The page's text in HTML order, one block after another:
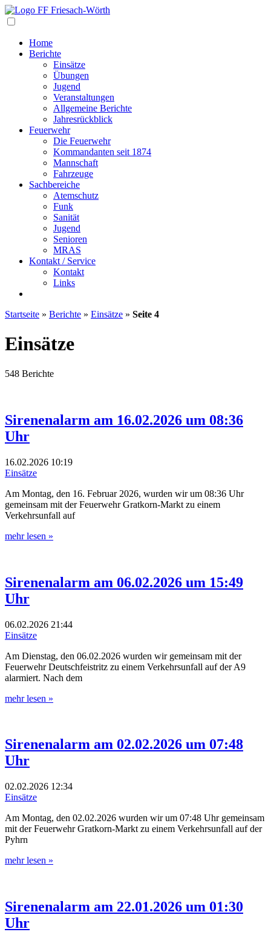
Home
Berichte
Einsätze
Übungen
Jugend
Veranstaltungen
Allgemeine Berichte
Jahresrückblick
Feuerwehr
Die Feuerwehr
Kommandanten seit 1874
Mannschaft
Fahrzeuge
Sachbereiche
Atemschutz
Funk
Sanität
Jugend
Senioren
MRAS
Kontakt / Service
Kontakt
Links
Startseite » Berichte » Einsätze » Seite 4
Einsätze
548 Berichte
Sirenenalarm am 16.02.2026 um 08:36
Uhr
16.02.2026 10:19
Einsätze
Am Montag, den 16. Februar 2026, wurden wir um 08:36 Uhr
gemeinsam mit der Feuerwehr Gratkorn‑Markt zu einem
Verkehrsunfall auf
mehr lesen »
Sirenenalarm am 06.02.2026 um 15:49
Uhr
06.02.2026 21:44
Einsätze
Am Dienstag, den 06.02.2026 wurden wir gemeinsam mit der
Feuerwehr Deutschfeistritz zu einem Verkehrsunfall auf der A9
alarmiert. Nach dem
mehr lesen »
Sirenenalarm am 02.02.2026 um 07:48
Uhr
02.02.2026 12:34
Einsätze
Am Montag, den 02.02.2026 wurden wir um 07:48 Uhr gemeinsam
mit der Feuerwehr Gratkorn-Markt zu einem Verkehrsunfall auf der
Pyhrn
mehr lesen »
Sirenenalarm am 22.01.2026 um 01:30
Uhr